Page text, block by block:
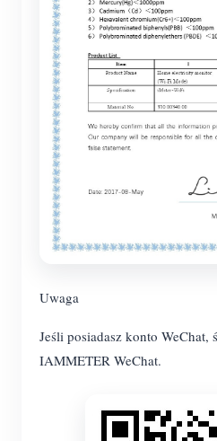
Uwaga
Jeśli posiadasz konto WeChat,
IAMMETER WeChat.